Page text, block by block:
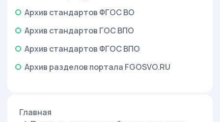
Архив стандартов ФГОС ВО
Архив стандартов ГОС ВПО
Архив стандартов ФГОС ВПО
Архив разделов портала FGOSVO.RU
Главная